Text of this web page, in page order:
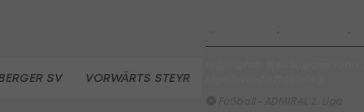
SV VORWÄRTS STEYR